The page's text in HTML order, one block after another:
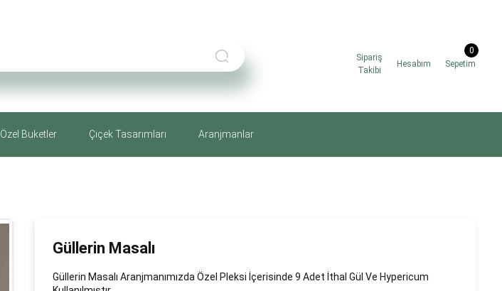
Sipariş
Takibi
Hesabım Sepetim
0
Özel Buketler Çiçek Tasarımları Aranjmanlar
Güllerin Masalı
Güllerin Masalı Aranjmanımızda Özel Pleksi İçerisinde 9 Adet İthal Gül Ve Hypericum